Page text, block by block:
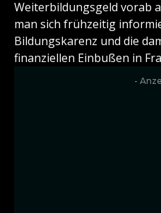
Weiterbildungsgeld vorab
man sich frühzeitig
Bildungskarenz und die
finanziellen Einbußen in
-